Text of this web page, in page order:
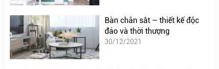
Bàn chân sắt – thiết kế độc
đáo và thời thượng
30/12/2021